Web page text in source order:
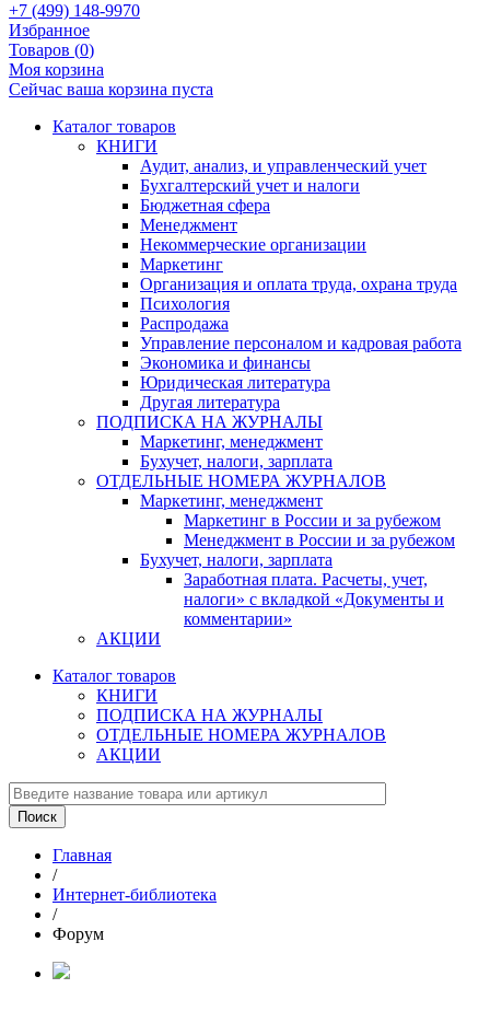
+7 (499) 148-9970
Избранное
Товаров (0)
Моя корзина
Сейчас ваша корзина пуста
Каталог товаров
КНИГИ
Аудит, анализ, и управленческий учет
Бухгалтерский учет и налоги
Бюджетная сфера
Менеджмент
Некоммерческие организации
Маркетинг
Организация и оплата труда, охрана труда
Психология
Распродажа
Управление персоналом и кадровая работа
Экономика и финансы
Юридическая литература
Другая литература
ПОДПИСКА НА ЖУРНАЛЫ
Маркетинг, менеджмент
Бухучет, налоги, зарплата
ОТДЕЛЬНЫЕ НОМЕРА ЖУРНАЛОВ
Маркетинг, менеджмент
Маркетинг в России и за рубежом
Менеджмент в России и за рубежом
Бухучет, налоги, зарплата
Заработная плата. Расчеты, учет,
налоги» с вкладкой «Документы и
комментарии»
АКЦИИ
Каталог товаров
КНИГИ
ПОДПИСКА НА ЖУРНАЛЫ
ОТДЕЛЬНЫЕ НОМЕРА ЖУРНАЛОВ
АКЦИИ
Главная
/
Интернет-библиотека
/
Форум